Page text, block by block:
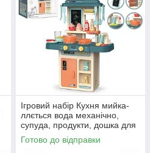
Ігровий набір Кухня мийка-
ллється вода механічно,
супуда, продукти, дошка для
Готово до відправки